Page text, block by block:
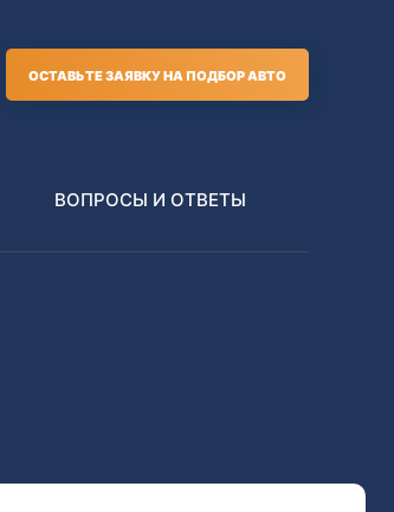
ОСТАВЬТЕ ЗАЯВКУ НА ПОДБОР АВТО
Nissan
ВОПРОСЫ И ОТВЕТЫ